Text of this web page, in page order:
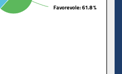
Favorevole: 61.8 %
Favorevole: 61.8 %